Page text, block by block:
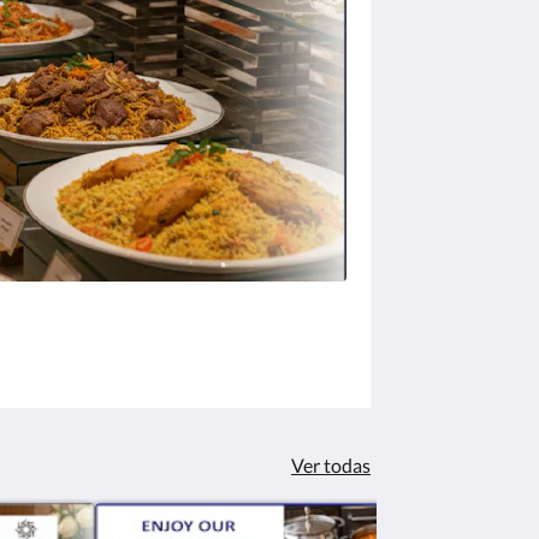
Ver todas